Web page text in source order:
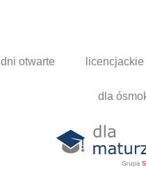
dni otwarte licencjackie
dla